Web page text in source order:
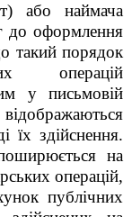
або наймача
до оформлення
такий порядок
операцій
у письмовій
відображаються
їх здійснення.
на
операцій,
публічних